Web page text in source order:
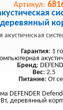
Артикул:
деревянный
Гарантия: 1
Бренд:
Вес: 2.5
Питание: От
DEFENDER
деревянный